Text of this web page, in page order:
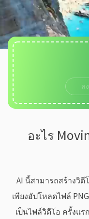
ล
อะไร
AI นี้สามารถสร้างวิ
เพียงอัปโหลดไฟล์
เป็นไฟล์วิดีโอ ครั้งแ